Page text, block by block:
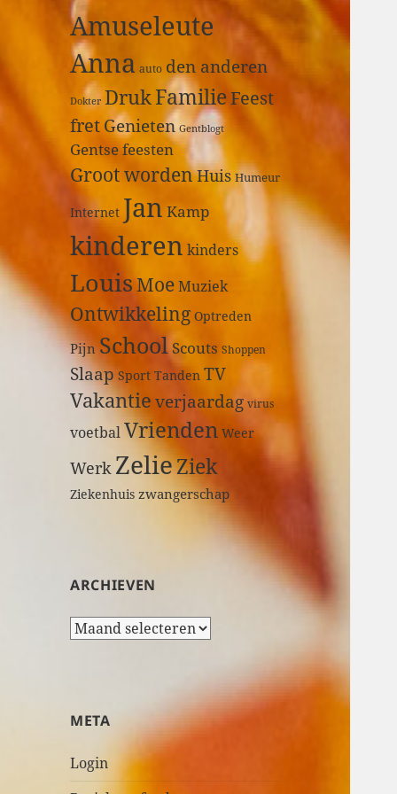
a
r
:
Amuseleute
Anna auto den anderen
Dokter DrukFamilieFeest
fretGenieten Gentblogt
Gentse feesten
Groot wordenHuis Humeur
Internet Jan Kamp
kinderen kinders
LouisMoeMuziek
Ontwikkeling Optreden
Pijn SchoolScouts Shoppen
Slaap Sport Tanden TV
Vakantie verjaardag virus
voetbalVrienden Weer
Werk ZelieZiek
Ziekenhuis zwangerschap
ARCHIEVEN
A
i
v
META
Login